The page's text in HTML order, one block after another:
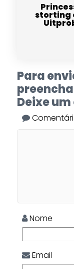
storting
Para
Deixe
Nome
Email